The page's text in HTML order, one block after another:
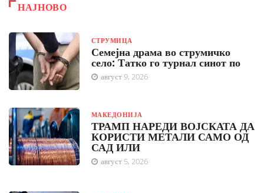
НАЈНОВО
СТРУМИЦА
Семејна драма во струмичко
село: Татко го турнал синот по
август 9, 2026
МАКЕДОНИЈА
ТРАМП НАРЕДИ ВОЈСКАТА ДА
КОРИСТИ МЕТАЛИ САМО ОД
САД ИЛИ
август 5, 2026